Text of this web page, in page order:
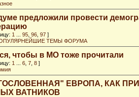
предложили провести
1 95 96 97 ]
ТЕМЫ ФОРУМА
чтобы в МО тоже прочитали
1 6 7 8 ]
ЕВРОПА, КАК
ВАТНИКОВ